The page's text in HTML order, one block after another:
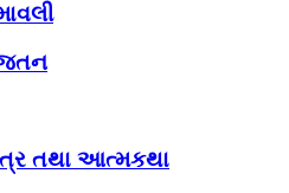
જતન
તથા આત્મકથા